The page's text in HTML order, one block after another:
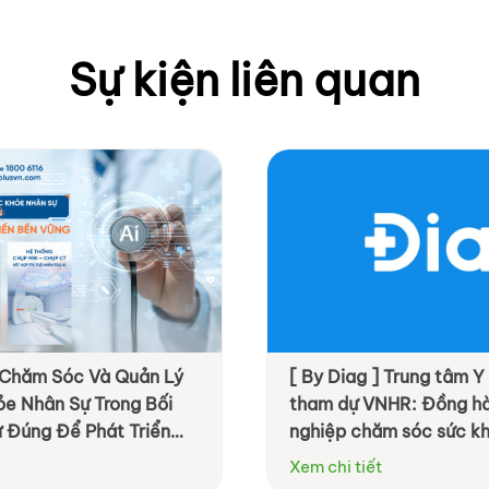
Sự kiện liên quan
Sóc Và Quản Lý
Nhân Sự Trong Bối
Đúng Để Phát Triển
[ By Diag ] Trung tâm Y
tham dự VNHR: Đồng
nghiệp chăm sóc sức
chủ động và hiệu quả hơn
Xem chi tiết